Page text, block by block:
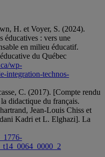
H. et Voyer, S. (2024).
éducatives : vers une
en milieu éducatif.
du Québec
wp-
integration-technos-
C. (2017). [Compte rendu
didactique du français.
Jean-Louis Chiss et
Kadri et L. Elghazi]. La